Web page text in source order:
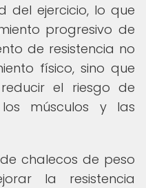
del ejercicio, lo que
progresivo de
de resistencia no
físico, sino que
el riesgo de
músculos y las
chalecos de peso
la resistencia